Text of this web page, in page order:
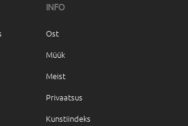
INFO
Ost
Müük
Meist
Privaatsus
Kunstiindeks